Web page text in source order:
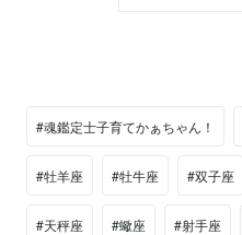
#魂鑑定士子育てかぁちゃん！
#牡羊座 #牡牛座 #双子座
#天秤座 #蠍座 #射手座